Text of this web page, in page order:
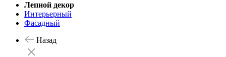
Лепной декор
Интерьерный
Фасадный
Назад